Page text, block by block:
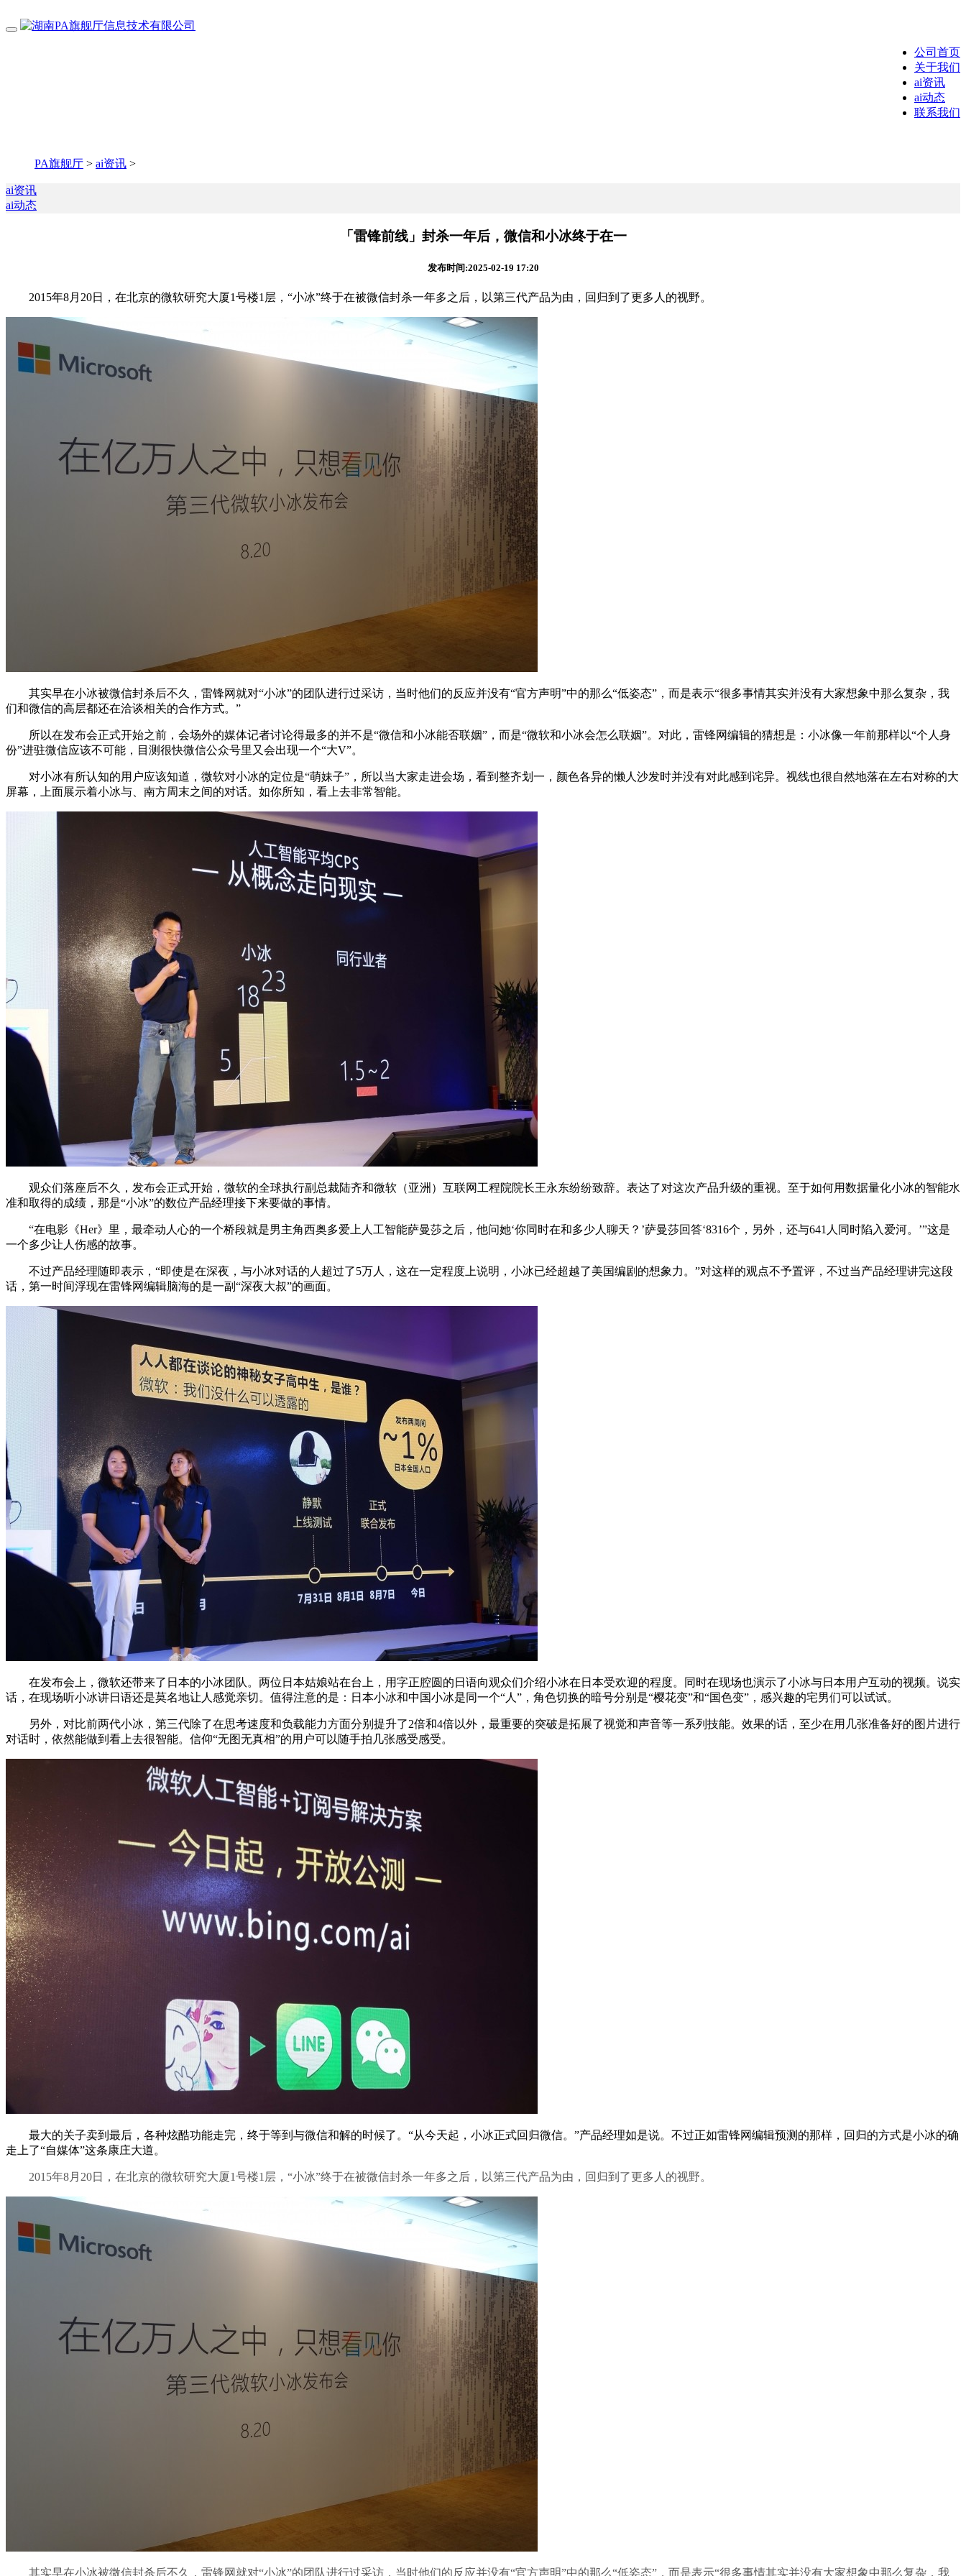
公司首页
关于我们
ai资讯
ai动态
联系我们
PA旗舰厅 > ai资讯 >
ai资讯
ai动态
「雷锋前线」封杀一年后，微信和小冰终于在一
发布时间:2025-02-19 17:20
2015年8月20日，在北京的微软研究大厦1号楼1层，“小冰”终于在被微信封杀一年多之后，以第三代产品为由，回归到了更多人的视野。
其实早在小冰被微信封杀后不久，雷锋网就对“小冰”的团队进行过采访，当时他们的反应并没有“官方声明”中的那么“低姿态”，而是表示“很多事情其实并没有大家想象中那么复杂，我
们和微信的高层都还在洽谈相关的合作方式。”
所以在发布会正式开始之前，会场外的媒体记者讨论得最多的并不是“微信和小冰能否联姻”，而是“微软和小冰会怎么联姻”。对此，雷锋网编辑的猜想是：小冰像一年前那样以“个人身
份”进驻微信应该不可能，目测很快微信公众号里又会出现一个“大V”。
对小冰有所认知的用户应该知道，微软对小冰的定位是“萌妹子”，所以当大家走进会场，看到整齐划一，颜色各异的懒人沙发时并没有对此感到诧异。视线也很自然地落在左右对称的大
屏幕，上面展示着小冰与、南方周末之间的对话。如你所知，看上去非常智能。
观众们落座后不久，发布会正式开始，微软的全球执行副总裁陆齐和微软（亚洲）互联网工程院院长王永东纷纷致辞。表达了对这次产品升级的重视。至于如何用数据量化小冰的智能水
准和取得的成绩，那是“小冰”的数位产品经理接下来要做的事情。
“在电影《Her》里，最牵动人心的一个桥段就是男主角西奥多爱上人工智能萨曼莎之后，他问她‘你同时在和多少人聊天？’萨曼莎回答‘8316个，另外，还与641人同时陷入爱河。’”这是
一个多少让人伤感的故事。
不过产品经理随即表示，“即使是在深夜，与小冰对话的人超过了5万人，这在一定程度上说明，小冰已经超越了美国编剧的想象力。”对这样的观点不予置评，不过当产品经理讲完这段
话，第一时间浮现在雷锋网编辑脑海的是一副“深夜大叔”的画面。
在发布会上，微软还带来了日本的小冰团队。两位日本姑娘站在台上，用字正腔圆的日语向观众们介绍小冰在日本受欢迎的程度。同时在现场也演示了小冰与日本用户互动的视频。说实
话，在现场听小冰讲日语还是莫名地让人感觉亲切。值得注意的是：日本小冰和中国小冰是同一个“人”，角色切换的暗号分别是“樱花变”和“国色变”，感兴趣的宅男们可以试试。
另外，对比前两代小冰，第三代除了在思考速度和负载能力方面分别提升了2倍和4倍以外，最重要的突破是拓展了视觉和声音等一系列技能。效果的话，至少在用几张准备好的图片进行
对话时，依然能做到看上去很智能。信仰“无图无真相”的用户可以随手拍几张感受感受。
最大的关子卖到最后，各种炫酷功能走完，终于等到与微信和解的时候了。“从今天起，小冰正式回归微信。”产品经理如是说。不过正如雷锋网编辑预测的那样，回归的方式是小冰的确
走上了“自媒体”这条康庄大道。
2015年8月20日，在北京的微软研究大厦1号楼1层，“小冰”终于在被微信封杀一年多之后，以第三代产品为由，回归到了更多人的视野。
其实早在小冰被微信封杀后不久，雷锋网就对“小冰”的团队进行过采访，当时他们的反应并没有“官方声明”中的那么“低姿态”，而是表示“很多事情其实并没有大家想象中那么复杂，我